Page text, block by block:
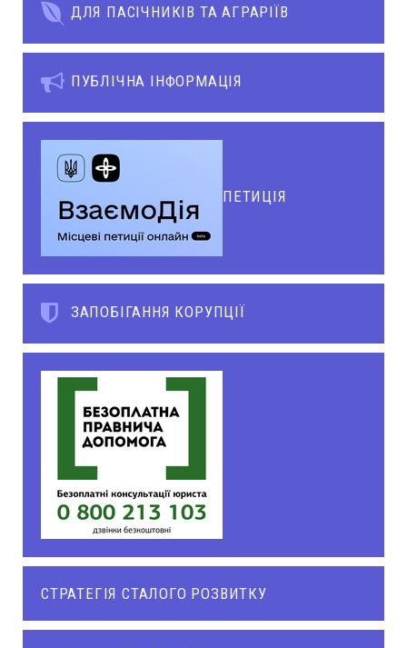
ДЛЯ ПАСІЧНИКІВ ТА АГРАРІЇВ
ПУБЛІЧНА ІНФОРМАЦІЯ
ПЕТИЦІЯ
ЗАПОБІГАННЯ КОРУПЦІЇ
СТРАТЕГІЯ СТАЛОГО РОЗВИТКУ